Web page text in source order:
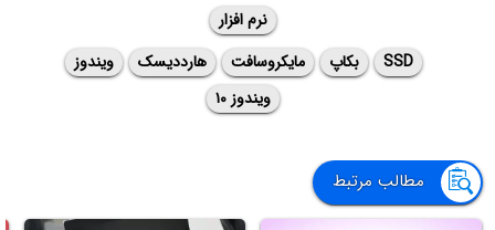
نرم افزار
SSD
بکاپ مایکروسافت هارددیسک
ویندوز
ویندوز ۱۰
مطالب مرتبط